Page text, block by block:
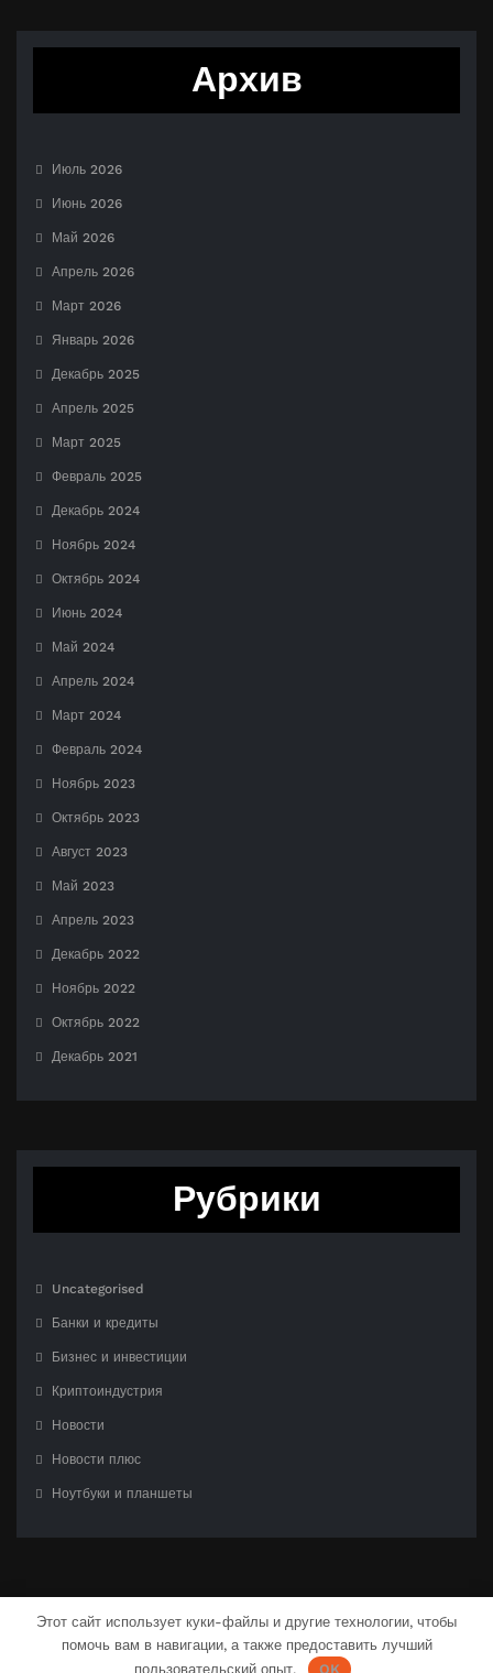
Архив
Июль 2026
Июнь 2026
Май 2026
Апрель 2026
Март 2026
Январь 2026
Декабрь 2025
Апрель 2025
Март 2025
Февраль 2025
Декабрь 2024
Ноябрь 2024
Октябрь 2024
Июнь 2024
Май 2024
Апрель 2024
Март 2024
Февраль 2024
Ноябрь 2023
Октябрь 2023
Август 2023
Май 2023
Апрель 2023
Декабрь 2022
Ноябрь 2022
Октябрь 2022
Декабрь 2021
Рубрики
Uncategorised
Банки и кредиты
Бизнес и инвестиции
Криптоиндустрия
Новости
Новости плюс
Ноутбуки и планшеты
С гордостью созлано наWordPress| Тема:CloudPress Dark
SpiceThemes
Этот сайт использует куки-файлы и другие технологии, чтобы
помочь вам в навигации, а также предоставить лучший
пользовательский опыт.
OK